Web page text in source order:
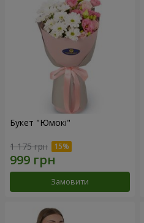
Букет "Юмокі"
1 175 грн
Замовити